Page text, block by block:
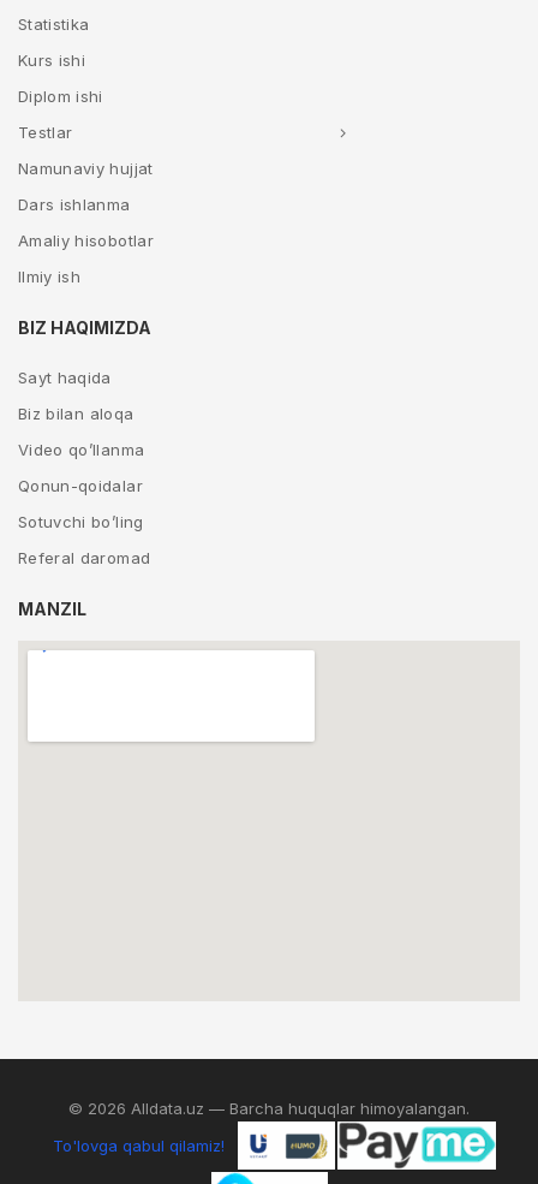
Statistika
Kurs ishi
Diplom ishi
Testlar
Namunaviy hujjat
Dars ishlanma
Amaliy hisobotlar
Ilmiy ish
BIZ HAQIMIZDA
Sayt haqida
Biz bilan aloqa
Video qo’llanma
Qonun-qoidalar
Sotuvchi bo’ling
Referal daromad
MANZIL
© 2026 Alldata.uz — Barcha huquqlar himoyalangan.
To'lovga qabul qilamiz!